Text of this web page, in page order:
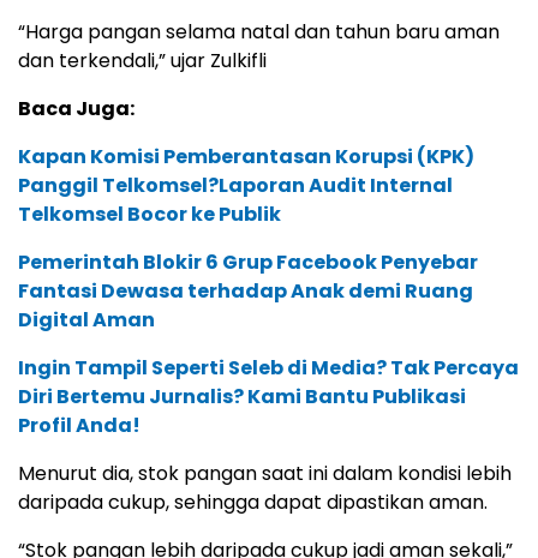
“Harga pangan selama natal dan tahun baru aman
dan terkendali,” ujar Zulkifli
Baca Juga:
Kapan Komisi Pemberantasan Korupsi (KPK)
Panggil Telkomsel?Laporan Audit Internal
Telkomsel Bocor ke Publik
Pemerintah Blokir 6 Grup Facebook Penyebar
Fantasi Dewasa terhadap Anak demi Ruang
Digital Aman
Ingin Tampil Seperti Seleb di Media? Tak Percaya
Diri Bertemu Jurnalis? Kami Bantu Publikasi
Profil Anda!
Menurut dia, stok pangan saat ini dalam kondisi lebih
daripada cukup, sehingga dapat dipastikan aman.
“Stok pangan lebih daripada cukup jadi aman sekali,”